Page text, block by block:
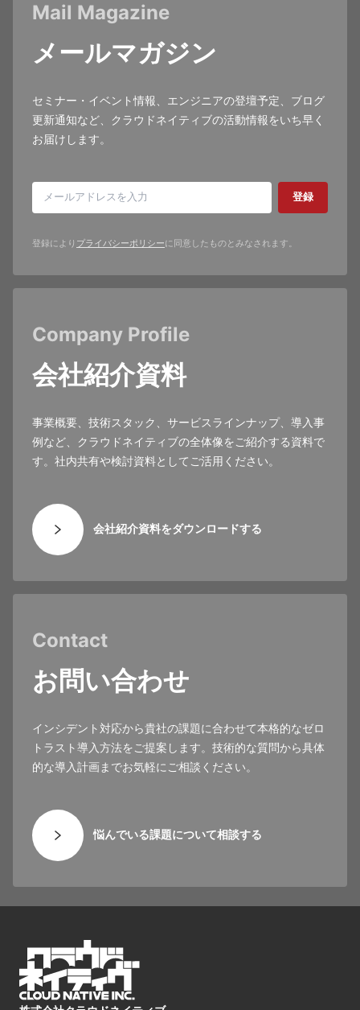
Mail Magazine
メールマガジン
セミナー・イベント情報、エンジニアの登壇予定、ブログ
更新通知など、クラウドネイティブの活動情報をいち早く
お届けします。
登録
登録により プライバシーポリシーに同意したものとみなされます。
Company Profile
会社紹介資料
事業概要、技術スタック、サービスラインナップ、導入事
例など、クラウドネイティブの全体像をご紹介する資料で
す。社内共有や検討資料としてご活用ください。
会社紹介資料をダウンロードする
Contact
お問い合わせ
インシデント対応から貴社の課題に合わせて本格的なゼロ
トラスト導入方法をご提案します。技術的な質問から具体
的な導入計画までお気軽にご相談ください。
悩んでいる課題について相談する